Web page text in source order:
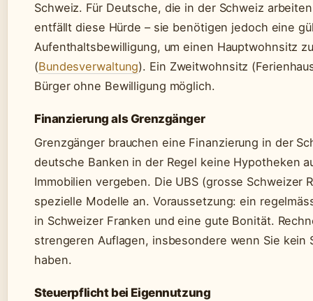
Schweiz. Für Deutsche, die in der Schweiz
entfällt diese Hürde – sie benötigen jedoch eine
Aufenthaltsbewilligung, um einen Hauptwohnsitz
(Bundesverwaltung). Ein Zweitwohnsitz
Bürger ohne Bewilligung möglich.
Finanzierung als Grenzgänger
Grenzgänger brauchen eine Finanzierung in der
deutsche Banken in der Regel keine Hypotheken
Immobilien vergeben. Die UBS (grosse Schweizer
spezielle Modelle an. Voraussetzung: ein
in Schweizer Franken und eine gute Bonität.
strengeren Auflagen, insbesondere wenn Sie kein
haben.
Steuerpflicht bei Eigennutzung